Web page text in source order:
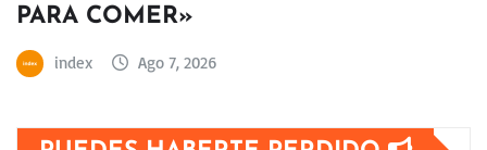
PARA COMER»
index Ago 7, 2026